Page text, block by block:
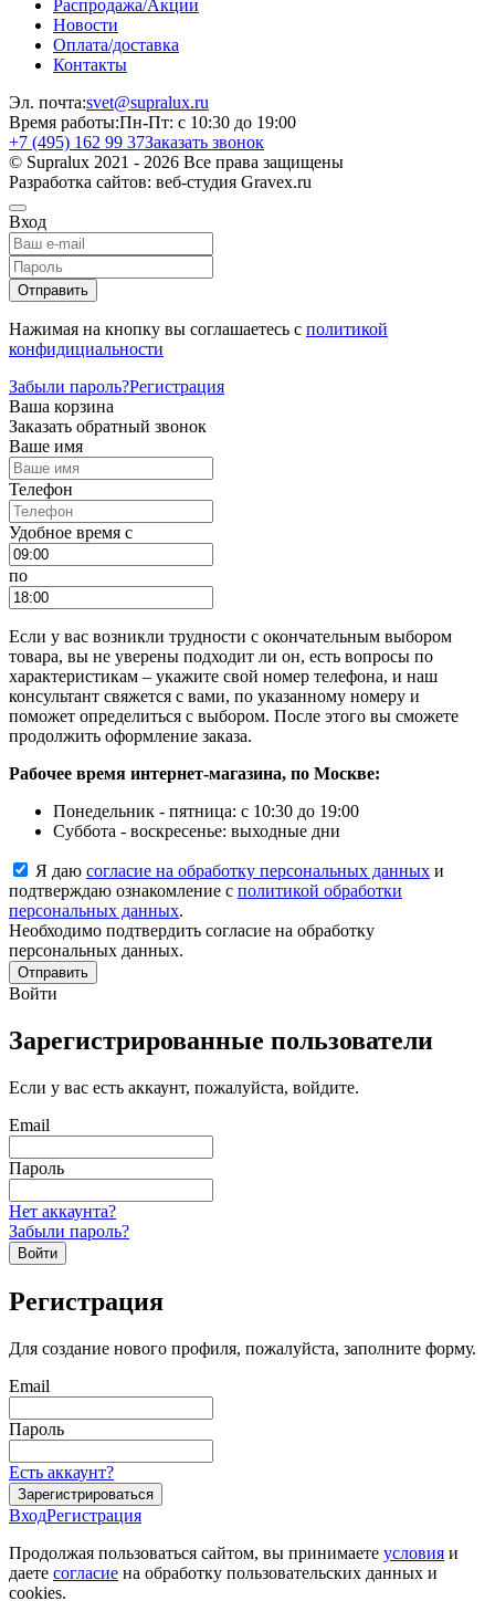
Распродажа/Акции
Новости
Оплата/доставка
Контакты
Эл. почта:svet@supralux.ru
Время работы:Пн-Пт: с 10:30 до 19:00
+7 (495) 162 99 37Заказать звонок
© Supralux 2021 - 2026 Все права защищены
Разработка сайтов: веб-студия Gravex.ru
Вход
Отправить
Нажимая на кнопку вы соглашаетесь с политикой
конфидициальности
Забыли пароль?Регистрация
Ваша корзина
Заказать обратный звонок
Ваше имя
Телефон
Удобное время c
по
Если у вас возникли трудности с окончательным выбором
товара, вы не уверены подходит ли он, есть вопросы по
характеристикам – укажите свой номер телефона, и наш
консультант свяжется с вами, по указанному номеру и
поможет определиться с выбором. После этого вы сможете
продолжить оформление заказа.
Рабочее время интернет-магазина, по Москве:
Понедельник - пятница: с 10:30 до 19:00
Суббота - воскресенье: выходные дни
Я даю согласие на обработку персональных данных и
подтверждаю ознакомление с политикой обработки
персональных данных.
Необходимо подтвердить согласие на обработку
персональных данных.
Отправить
Войти
Зарегистрированные пользователи
Если у вас есть аккаунт, пожалуйста, войдите.
Email
Пароль
Нет аккаунта?
Забыли пароль?
Войти
Регистрация
Для создание нового профиля, пожалуйста, заполните форму.
Email
Пароль
Есть аккаунт?
Зарегистрироваться
ВходРегистрация
Продолжая пользоваться сайтом, вы принимаете условия и
даете согласие на обработку пользовательских данных и
cookies.